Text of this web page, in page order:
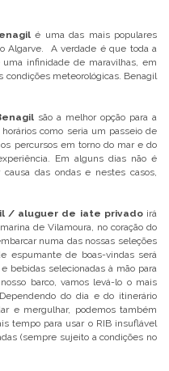
é uma das mais populares
Algarve. A verdade é que toda a
infinidade de maravilhas, em
meteorológicas. Benagil
são a melhor opção para a
como seria um passeio de
percursos em torno do mar e do
Em alguns dias não é
das ondas e nestes casos,
/ aluguer de iate privadoirá
de Vilamoura, no coração do
numa das nossas seleções
espumante de boas-vindas será
bebidas selecionadas à mão para
barco, vamos levá-lo o mais
do dia e do itinerário
e mergulhar, podemos também
tempo para usar o RIB insuflável
(sempre sujeito a condições no